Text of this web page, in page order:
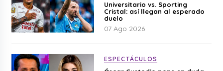
Universitario vs. Sporting
Cristal: así llegan al esperado
duelo
07 Ago 2026
ESPECTÁCULOS